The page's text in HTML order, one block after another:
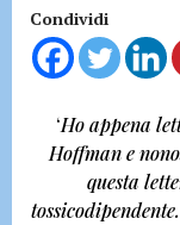
t
o
Condividi
‘Ho appena
Hoffman e
questa